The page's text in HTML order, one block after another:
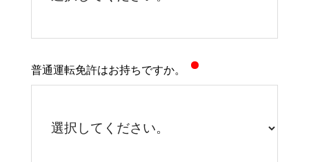
普通運転免許はお持ちですか。